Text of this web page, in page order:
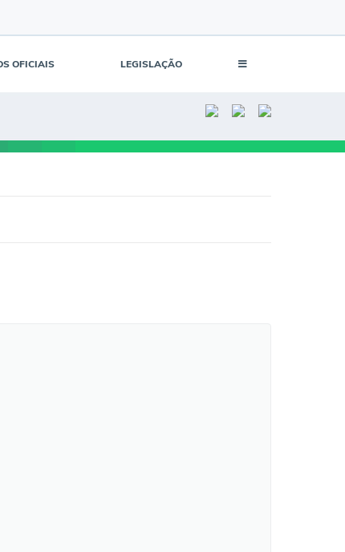
OFICIAIS LEGISLAÇÃO